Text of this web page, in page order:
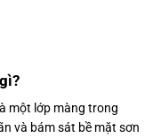
một lớp màng trong
và bám sát bề mặt sơn